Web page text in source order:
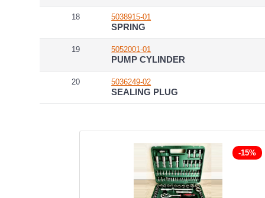
18 5038915-01
SPRING
19 5052001-01
PUMP CYLINDER
20 5036249-02
SEALING PLUG
-15%